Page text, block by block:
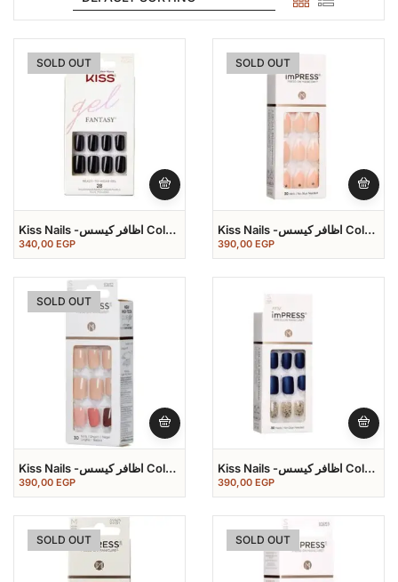
SOLD OUT
Kiss Nails -اظافر كيسس Color
Nail
340,00 EGP
SOLD OUT
Kiss Nails -اظافر كيسس Color
Nail
390,00 EGP
SOLD OUT
Kiss Nails -اظافر كيسس Color
Nail
390,00 EGP
Kiss Nails -اظافر كيسس Color
Nail
390,00 EGP
SOLD OUT SOLD OUT